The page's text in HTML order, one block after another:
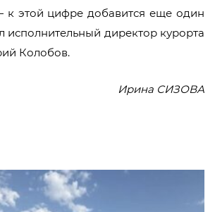
к этой цифре добавится еще один
исполнительный директор курорта
Колобов.
Ирина СИЗОВА